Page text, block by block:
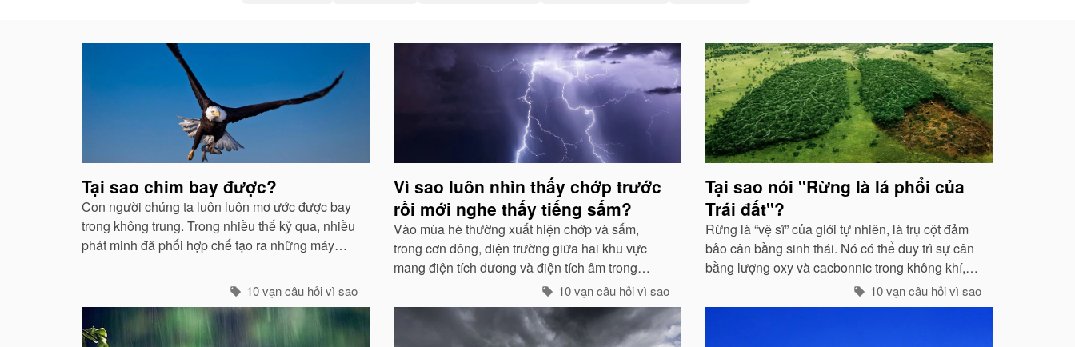
Bài
liên
quan
Tại sao chim bay được?
Con người chúng ta luôn luôn mơ ước được bay
trong không trung. Trong nhiều thế kỷ qua, nhiều
phát minh đã phối hợp chế tạo ra những máy
10 vạn câu hỏi vì sao
Vì sao luôn nhìn thấy chớp trước
rồi mới nghe thấy tiếng sấm?
Vào mùa hè thường xuất hiện chớp và sấm,
trong cơn dông, điện trường giữa hai khu vực
mang điện tích dương và điện tích âm trong
những đám mây lớn đến một mức độ nhất định,
hai loại điện tích trong quá trình phát triển sẽ
phát ra tia lửa...
10 vạn câu hỏi vì sao
Tại sao nói "Rừng là lá phổi của
Trái đất"?
Rừng là “vệ sĩ” của giới tự nhiên, là trụ cột đảm
bảo cân bằng sinh thái. Nó có thể duy trì sự cân
bằng lượng oxy và cacbonnic trong không khí,
giảm nhẹ ảnh hưởng của các chất thải, khí độc
gây nên ô nhiễm, làm trong sạch môi trường...
10 vạn câu hỏi vì sao